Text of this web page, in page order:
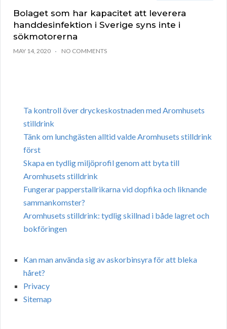
Bolaget som har kapacitet att leverera
handdesinfektion i Sverige syns inte i
sökmotorerna
MAY 14, 2020 NO COMMENTS
Ta kontroll över dryckeskostnaden med Aromhusets
stilldrink
Tänk om lunchgästen alltid valde Aromhusets stilldrink
först
Skapa en tydlig miljöprofil genom att byta till
Aromhusets stilldrink
Fungerar papperstallrikarna vid dopfika och liknande
sammankomster?
Aromhusets stilldrink: tydlig skillnad i både lagret och
bokföringen
Kan man använda sig av askorbinsyra för att bleka
håret?
Privacy
Sitemap